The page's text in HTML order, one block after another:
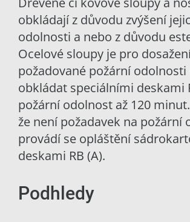
obkládají z důvodu zvýšení
odolnosti a nebo z důvodu
Ocelové sloupy je pro
požadované požární odolnosti
obkládat speciálními deskami
požární odolnost až 120
že není požadavek na požární
provádí se opláštění
deskami RB (A).
Podhledy